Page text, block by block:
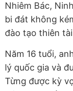
Nhiêm Bác,
bi đát không
đào tạo thiên
Năm 16 tuổi,
lý quốc gia và
Từng được kỳ